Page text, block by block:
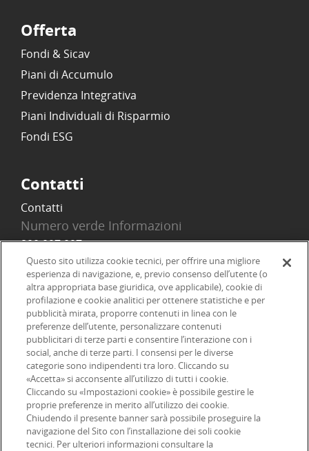
Offerta
Fondi & Sicav
Piani di Accumulo
Previdenza Integrativa
Piani Individuali di Risparmio
Fondi ESG
Contatti
Contatti
Numero verde Informazioni
800 097 097
Email
info@onlinesim.it
Social
©2026 Online SIM, società del gruppo bancario ERSEL - P.IVA
12927410154
Informazioni legali| Dichiarazione di accessibilità
Questo sito utilizza cookie tecnici, per offrire una migliore
esperienza di navigazione, e, previo consenso dell’utente (o
altra appropriata base giuridica, ove applicabile), cookie di
profilazione e cookie analitici per ottenere statistiche e per
pubblicità mirata, proporre contenuti in linea con le
preferenze dell’utente, personalizzare contenuti
pubblicitari di terze parti e consentire l’interazione con i
social, anche di terze parti. I consensi per le diverse
categorie sono indipendenti tra loro. Cliccando su
«Accetta» si acconsente all’utilizzo di tutti i cookie.
Cliccando su «Impostazioni cookie» è possibile gestire le
proprie preferenze in merito all’utilizzo dei cookie.
Chiudendo il presente banner sarà possibile proseguire la
navigazione del Sito con l’installazione dei soli cookie
tecnici. Per ulteriori informazioni consultare la